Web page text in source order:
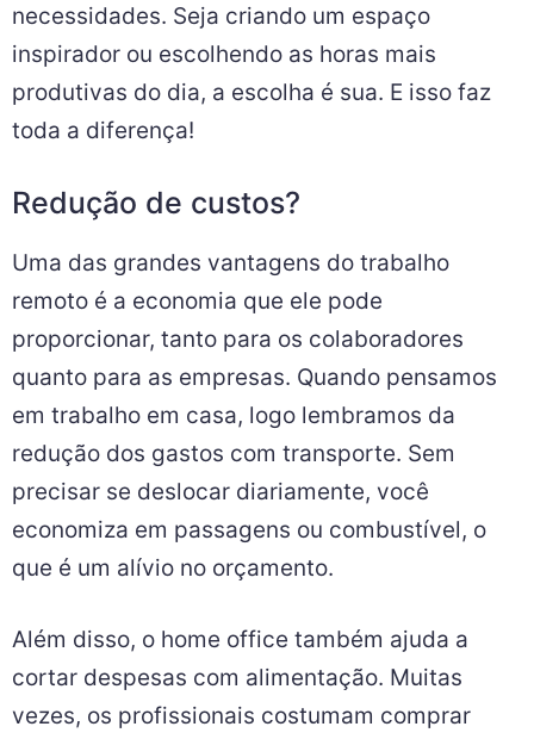
necessidades. Seja criando um espaço
inspirador ou escolhendo as horas mais
produtivas do dia, a escolha é sua. E isso faz
toda a diferença!
Redução de custos?
Uma das grandes vantagens do trabalho
remoto é a economia que ele pode
proporcionar, tanto para os colaboradores
quanto para as empresas. Quando pensamos
em trabalho em casa, logo lembramos da
redução dos gastos com transporte. Sem
precisar se deslocar diariamente, você
economiza em passagens ou combustível, o
que é um alívio no orçamento.
Além disso, o home office também ajuda a
cortar despesas com alimentação. Muitas
vezes, os profissionais costumam comprar